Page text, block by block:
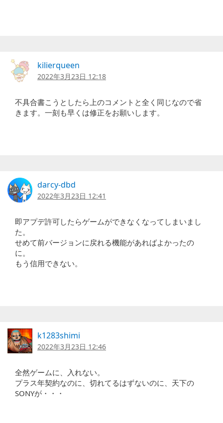
kilierqueen
2022年3月23日 12:18
不具合書こうとしたら上のコメントと全く同じなので省
きます。一刻も早くは修正をお願いします。
darcy-dbd
2022年3月23日 12:41
即アプデ許可したらゲームができなくなってしまいまし
た。
せめて前バージョンに戻れる機能があればよかったの
に。
もう信用できない。
k1283shimi
2022年3月23日 12:46
全然ゲームに、入れない。
プラス年契約なのに、切れてるはずないのに、天下の
SONYが・・・